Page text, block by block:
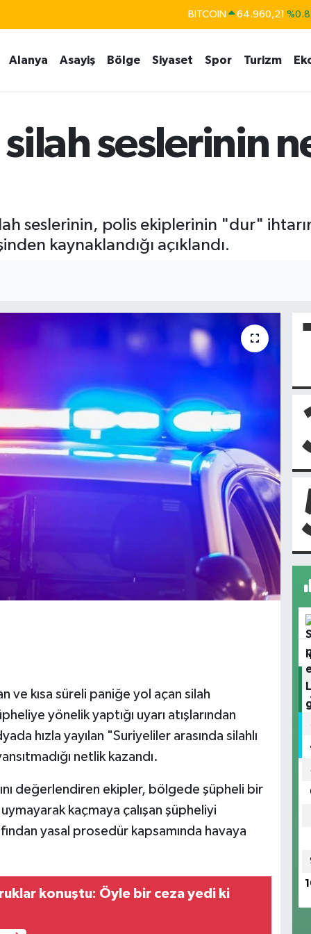
BITCOIN 64.960,21
EURO 55,2510
BİST100 13.779 %-
Alanya Asayiş Bölge Siyaset Spor Turizm
seslerinin
seslerinin, polis ekiplerinin "dur"
kaynaklandığı açıklandı.
ve kısa süreli paniğe yol açan silah
yönelik yaptığı uyarı atışlarından
hızla yayılan "Suriyeliler arasında silahlı
netlik kazandı.
değerlendiren ekipler, bölgede şüpheli bir
kaçmaya çalışan şüpheliyi
yasal prosedür kapsamında havaya
konuştu: Öyle bir ceza yedi ki